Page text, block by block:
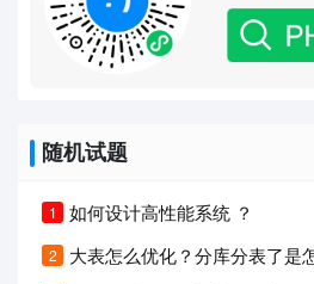
随机试题
如何设计高性能系统 ？
大表怎么优化？分库分表了是